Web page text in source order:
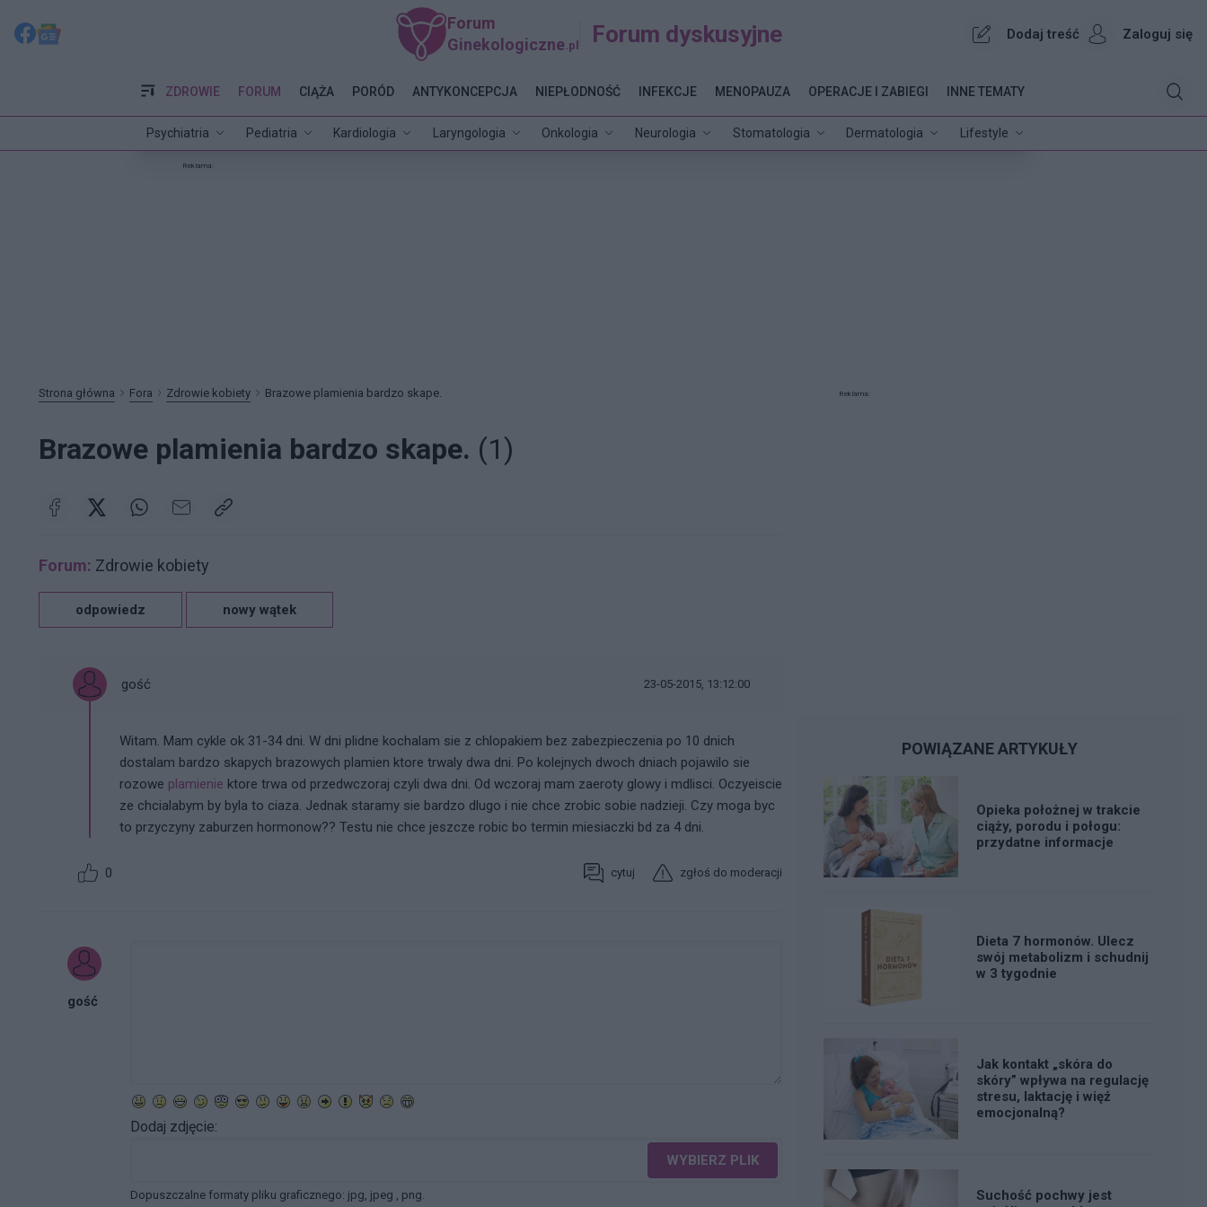
Forum
Ginekologiczne .pl Forum dyskusyjne Dodaj treść Zaloguj się
ZDROWIE
Psychiatria Pediatria Kardiologia Laryngologia Onkologia Neurologia Stomatologia Dermatologia Lifestyle
FORUM CIĄŻA PORÓD ANTYKONCEPCJA NIEPŁODNOŚĆ INFEKCJE MENOPAUZA OPERACJE I ZABIEGI INNE TEMATY
Reklama:
Strona główna Fora Zdrowie kobiety Brazowe plamienia bardzo skape.
Brazowe plamienia bardzo skape. (1)
Forum: Zdrowie kobiety
odpowiedz nowy wątek
gość 23-05-2015, 13:12:00
Witam. Mam cykle ok 31-34 dni. W dni plidne kochalam sie z chlopakiem bez zabezpieczenia po 10 dnich
dostalam bardzo skapych brazowych plamien ktore trwaly dwa dni. Po kolejnych dwoch dniach pojawilo sie
rozowe plamienie ktore trwa od przedwczoraj czyli dwa dni. Od wczoraj mam zaeroty glowy i mdlisci. Oczyeiscie
ze chcialabym by byla to ciaza. Jednak staramy sie bardzo dlugo i nie chce zrobic sobie nadzieji. Czy moga byc
to przyczyny zaburzen hormonow?? Testu nie chce jeszcze robic bo termin miesiaczki bd za 4 dni.
0 cytuj zgłoś do moderacji
gość
Dodaj zdjęcie:
WYBIERZ PLIK
Dopuszczalne formaty pliku graficznego: jpg, jpeg , png.
Reklama:
POWIĄZANE ARTYKUŁY
Opieka położnej w trakcie
ciąży, porodu i połogu:
przydatne informacje
Dieta 7 hormonów. Ulecz
swój metabolizm i schudnij
w 3 tygodnie
Jak kontakt „skóra do
skóry” wpływa na regulację
stresu, laktację i więź
emocjonalną?
Suchość pochwy jest